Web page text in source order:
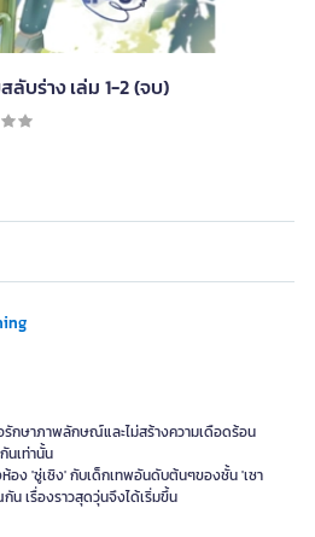
บร่าง เล่ม 1-2 (จบ)
รักษาภาพลักษณ์และไม่สร้างความเดือดร้อน
นเท่านั้น
ห้อง 'ซู่เซิง' กับเด็กเทพอันดับต้นๆของชั้น 'เซา
เรื่องราวสุดวุ่นจึงได้เริ่มขึ้น